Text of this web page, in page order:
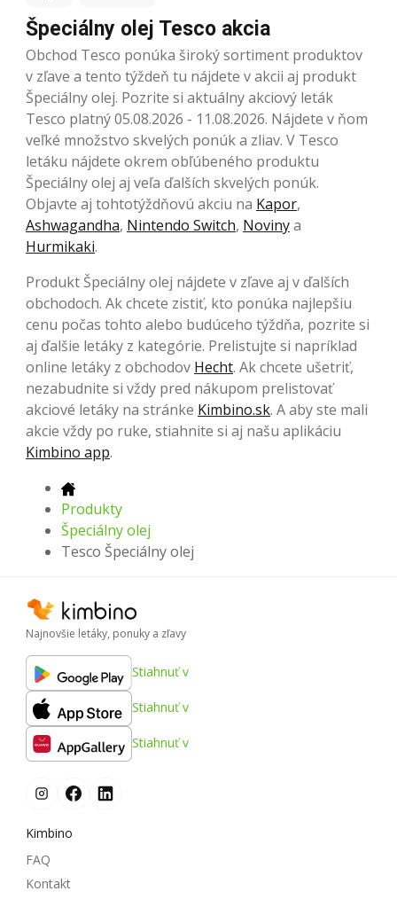
Špeciálny olej Tesco akcia
Obchod Tesco ponúka široký sortiment produktov
v zľave a tento týždeň tu nájdete v akcii aj produkt
Špeciálny olej. Pozrite si aktuálny akciový leták
Tesco platný 05.08.2026 - 11.08.2026. Nájdete v ňom
veľké množstvo skvelých ponúk a zliav. V Tesco
letáku nájdete okrem obľúbeného produktu
Špeciálny olej aj veľa ďalších skvelých ponúk.
Objavte aj tohtotýždňovú akciu na Kapor,
Ashwagandha, Nintendo Switch, Novinya
Hurmikaki.
Produkt Špeciálny olej nájdete v zľave aj v ďalších
obchodoch. Ak chcete zistiť, kto ponúka najlepšiu
cenu počas tohto alebo budúceho týždňa, pozrite si
aj ďalšie letáky z kategórie. Prelistujte si napríklad
online letáky z obchodov Hecht. Ak chcete ušetriť,
nezabudnite si vždy pred nákupom prelistovať
akciové letáky na stránke Kimbino.sk. A aby ste mali
akcie vždy po ruke, stiahnite si aj našu aplikáciu
Kimbino app.
Produkty
Špeciálny olej
Tesco Špeciálny olej
Najnovšie letáky, ponuky a zľavy
Stiahnuť v
Stiahnuť v
Stiahnuť v
Kimbino
FAQ
Kontakt